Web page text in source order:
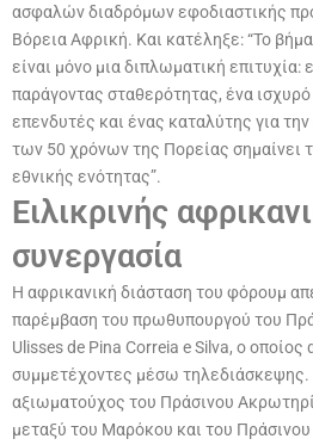
ασφαλών διαδρόμων εφοδιαστικής
Βόρεια Αφρική. Και κατέληξε: “Το
είναι μόνο μια διπλωματική επιτυχία:
παράγοντας σταθερότητας, ένα
επενδυτές και ένας καταλύτης για
των 50 χρόνων της Πορείας σημαίνει
εθνικής ενότητας”.
Ειλικρινής
συνεργασία
Η αφρικανική διάσταση του φόρουμ
παρέμβαση του πρωθυπουργού του
Ulisses de Pina Correia e Silva, ο
συμμετέχοντες μέσω
αξιωματούχος του Πράσινου
μεταξύ του Μαρόκου και του Πράσινου